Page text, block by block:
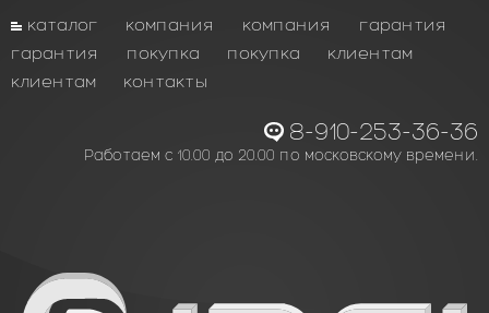
каталог компания компания
гарантия
гарантия
покупка покупка
клиентам
клиентам
контакты
8-910-253-36-36
Работаем с 10.00 до 20.00 по московскому времени.